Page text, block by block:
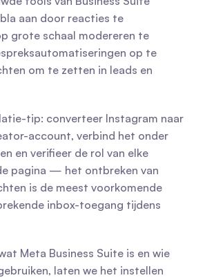
aan door reacties te
grote schaal modereren te
op te
om te zetten in leads en
tip: converteer Instagram naar
account, verbind het onder
en verifieer de rol van elke
pagina — het ontbreken van
is de meest voorkomende
inbox-toegang tijdens
Meta Business Suite is en wie
laten we het instellen